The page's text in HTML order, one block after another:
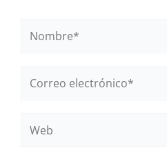
Nombre*
Correo
Web